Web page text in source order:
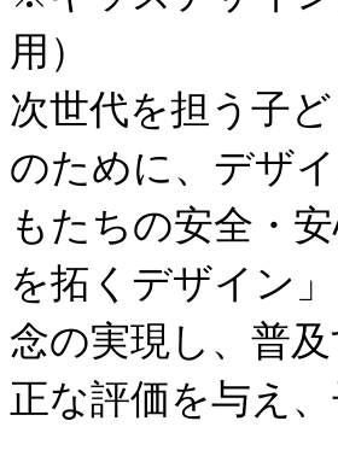
用）
次世代を担う子
のために、デザ
もたちの安全・
を拓くデザイン
念の実現し、普
正な評価を与え